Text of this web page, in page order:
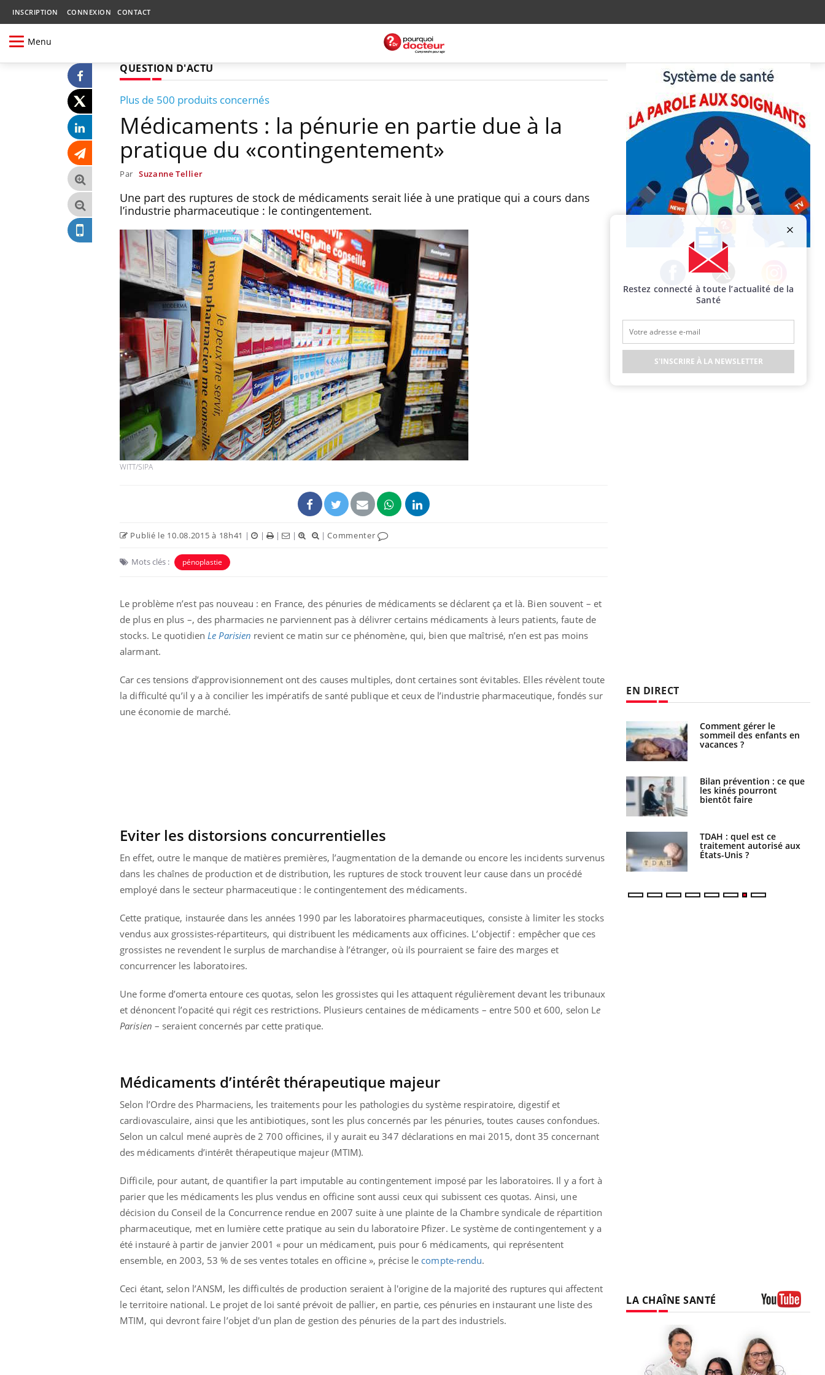
INSCRIPTION CONNEXION CONTACT
Menu
QUESTION D'ACTU
Plus de 500 produits concernés
Médicaments : la pénurie en partie due à la
pratique du «contingentement»
Par Suzanne Tellier
Une part des ruptures de stock de médicaments serait liée à une pratique qui a cours dans
l’industrie pharmaceutique : le contingentement.
WITT/SIPA
Publié le 10.08.2015 à 18h41 | | | | |Commenter
Mots clés : pénoplastie
Le problème n’est pas nouveau : en France, des pénuries de médicaments se déclarent ça et là. Bien souvent – et
de plus en plus –, des pharmacies ne parviennent pas à délivrer certains médicaments à leurs patients, faute de
stocks. Le quotidien Le Parisien revient ce matin sur ce phénomène, qui, bien que maîtrisé, n’en est pas moins
alarmant.
Car ces tensions d’approvisionnement ont des causes multiples, dont certaines sont évitables. Elles révèlent toute
la difficulté qu’il y a à concilier les impératifs de santé publique et ceux de l’industrie pharmaceutique, fondés sur
une économie de marché.
Eviter les distorsions concurrentielles
En effet, outre le manque de matières premières, l’augmentation de la demande ou encore les incidents survenus
dans les chaînes de production et de distribution, les ruptures de stock trouvent leur cause dans un procédé
employé dans le secteur pharmaceutique : le contingentement des médicaments.
Cette pratique, instaurée dans les années 1990 par les laboratoires pharmaceutiques, consiste à limiter les stocks
vendus aux grossistes-répartiteurs, qui distribuent les médicaments aux officines. L’objectif : empêcher que ces
grossistes ne revendent le surplus de marchandise à l’étranger, où ils pourraient se faire des marges et
concurrencer les laboratoires.
Une forme d’omerta entoure ces quotas, selon les grossistes qui les attaquent régulièrement devant les tribunaux
et dénoncent l’opacité qui régit ces restrictions. Plusieurs centaines de médicaments – entre 500 et 600, selon Le
Parisien – seraient concernés par cette pratique.
Médicaments d’intérêt thérapeutique majeur
Selon l’Ordre des Pharmaciens, les traitements pour les pathologies du système respiratoire, digestif et
cardiovasculaire, ainsi que les antibiotiques, sont les plus concernés par les pénuries, toutes causes confondues.
Selon un calcul mené auprès de 2 700 officines, il y aurait eu 347 déclarations en mai 2015, dont 35 concernant
des médicaments d’intérêt thérapeutique majeur (MTIM).
Difficile, pour autant, de quantifier la part imputable au contingentement imposé par les laboratoires. Il y a fort à
parier que les médicaments les plus vendus en officine sont aussi ceux qui subissent ces quotas. Ainsi, une
décision du Conseil de la Concurrence rendue en 2007 suite à une plainte de la Chambre syndicale de répartition
pharmaceutique, met en lumière cette pratique au sein du laboratoire Pfizer. Le système de contingentement y a
été instauré à partir de janvier 2001 « pour un médicament, puis pour 6 médicaments, qui représentent
ensemble, en 2003, 53 % de ses ventes totales en officine », précise le compte-rendu.
Ceci étant, selon l’ANSM, les difficultés de production seraient à l'origine de la majorité des ruptures qui affectent
le territoire national. Le projet de loi santé prévoit de pallier, en partie, ces pénuries en instaurant une liste des
MTIM, qui devront faire l’objet d'un plan de gestion des pénuries de la part des industriels.
Facebook Twitter Instagram
EN DIRECT
Mordue par une tique en
le coma pendant 42 jours
Allergies alimentaires :
les réactions sévères
Comment gérer le
sommeil des enfants en
vacances ?
Bilan prévention : ce que
les kinés pourront
bientôt faire
TDAH : quel est ce
traitement autorisé aux
États-Unis ?
Cerveau : le mystère de la
"madeleine de Proust"
enfin expliqué
Intolérance au gluten : les
nouvelles
recommandations de la
Insuffisance cardiaque :
comment mieux la
prévenir
LA CHAÎNE SANTÉ
Restez connecté à toute l’actualité de la
Santé
S'INSCRIRE À LA NEWSLETTER